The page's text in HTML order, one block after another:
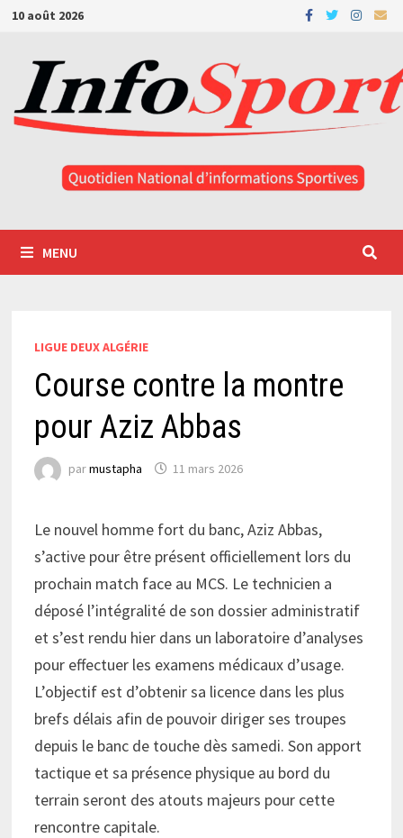
Passer
contenu
10 août 2026
MENU
LIGUE DEUX ALGÉRIE
Course contre la montre
pour Aziz Abbas
parmustapha 11 mars 2026
Le nouvel homme fort du banc, Aziz Abbas,
s’active pour être présent officiellement lors du
prochain match face au MCS. Le technicien a
déposé l’intégralité de son dossier administratif
et s’est rendu hier dans un laboratoire d’analyses
pour effectuer les examens médicaux d’usage.
L’objectif est d’obtenir sa licence dans les plus
brefs délais afin de pouvoir diriger ses troupes
depuis le banc de touche dès samedi. Son apport
tactique et sa présence physique au bord du
terrain seront des atouts majeurs pour cette
rencontre capitale.